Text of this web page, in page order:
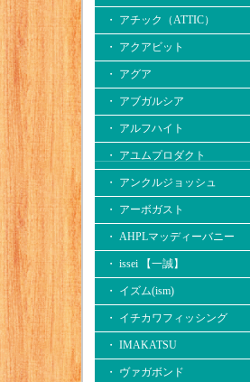
・ アチック（ATTIC）
・ アクアビット
・ アグア
・ アブガルシア
・ アルフハイト
・ アユムプロダクト
・ アンクルジョッシュ
・ アーボガスト
・ AHPLマッディーバニー
・ issei 【一誠】
・ イズム(ism)
・ イチカワフィッシング
・ IMAKATSU
・ ヴァガボンド